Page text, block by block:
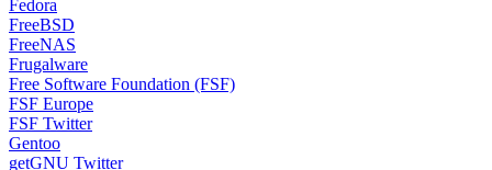
Fedora
FreeBSD
FreeNAS
Frugalware
Free Software Foundation (FSF)
FSF Europe
FSF Twitter
Gentoo
getGNU Twitter